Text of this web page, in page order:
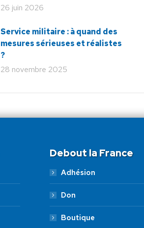
26 juin 2026
Service militaire : à quand des
mesures sérieuses et réalistes
?
28 novembre 2025
Debout la France
Adhésion
Don
Boutique